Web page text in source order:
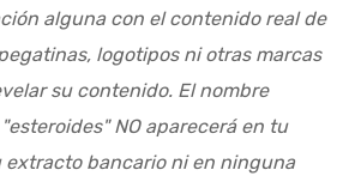
alguna con el contenido real de
logotipos ni otras marcas
su contenido. El nombre
NO aparecerá en tu
extracto bancario ni en ninguna